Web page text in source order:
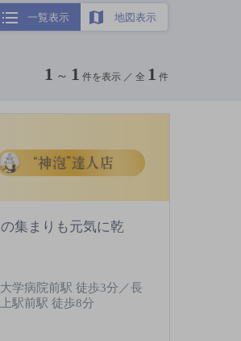
一覧表示 地図表示
1 ～ 1 件を表示 ／ 全 1 件
集まりも元気に乾
学病院前駅 徒歩3分／長
駅前駅 徒歩8分